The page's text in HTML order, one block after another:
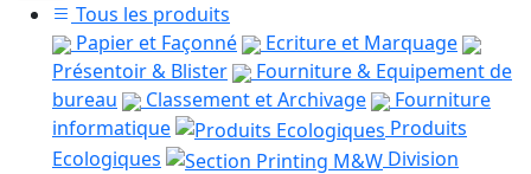
Tous les produits
Papier et Façonné
Ecriture et Marquage
Présentoir & Blister
Fourniture & Equipement de
bureau
Classement et Archivage
Fourniture
informatique
Produits
Ecologiques
Division